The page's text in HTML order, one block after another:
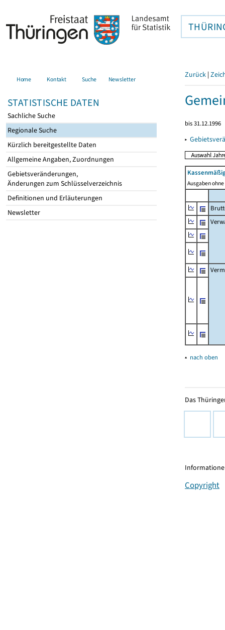
Home Kontakt Suche Newsletter
STATISTISCHE DATEN
Sachliche Suche
Regionale Suche
Kürzlich bereitgestellte Daten
Allgemeine Angaben, Zuordnungen
Gebietsveränderungen,
Änderungen zum Schlüsselverzeichnis
Definitionen und Erläuterungen
Newsletter
Zurück |
bis 31.12.1996
▸
Ausgaben
▴ nach oben
Das
Copyright